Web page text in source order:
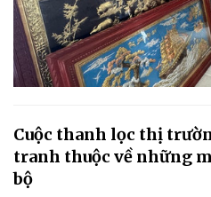
Cuộc thanh lọc thị
tranh thuộc về những
bộ